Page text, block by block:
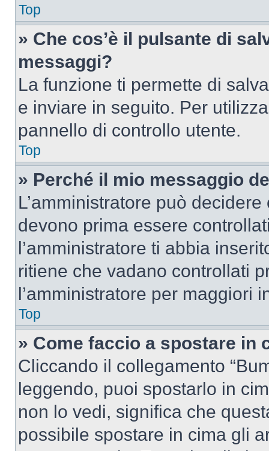
Top
» Che cos’è il pulsante di
messaggi?
La funzione ti permette di
e inviare in seguito. Per
pannello di controllo utente.
Top
» Perché il mio messaggio
L’amministratore può
devono prima essere
l’amministratore ti abbia
ritiene che vadano controllati
l’amministratore per maggiori
Top
» Come faccio a spostare in
Cliccando il collegamento
leggendo, puoi spostarlo in
non lo vedi, significa che
possibile spostare in cima gli